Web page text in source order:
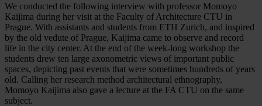
We conducted the following interview with professor Momoyo
Kaijima during her visit at the Faculty of Architecture CTU in
Prague. With assistants and students from ETH Zurich, and inspired
by the old vedute of Prague, Kaijima came to observe and record
life in the city center. At the end of the week-long workshop the
students drew ten large axonometric views of important public
spaces, depicting past events that were sometimes hundreds of years
old. Calling her research method architectural ethnography,
Momoyo Kaijima also gave a lecture at the FA CTU on the same
subject.